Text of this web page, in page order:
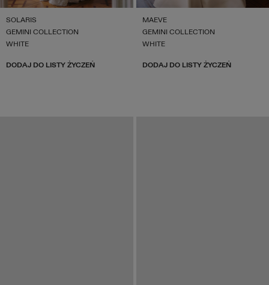
SOLARIS
GEMINI COLLECTION
WHITE
DODAJ DO LISTY ŻYCZEŃ
MAEVE
GEMINI COLLECTION
WHITE
DODAJ DO LISTY ŻYCZEŃ